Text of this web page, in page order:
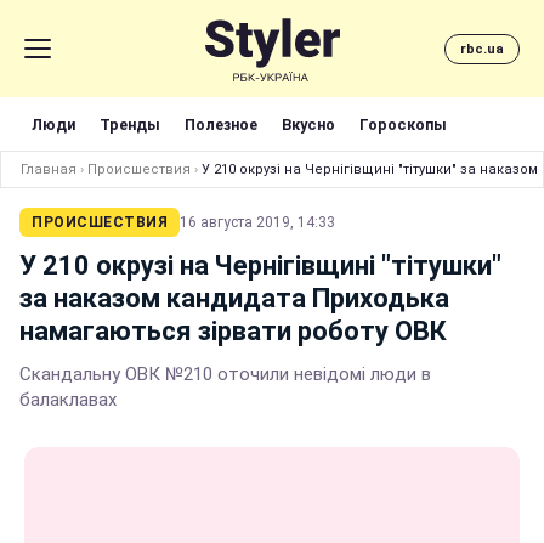
rbc.ua
Люди Тренды Полезное Вкусно Гороскопы
Главная › Происшествия › У 210 окрузі на Чернігівщині "тітушки" за
ПРОИСШЕСТВИЯ 16 августа 2019, 14:33
У 210 окрузі на Чернігівщині "тітушки"
за наказом кандидата Приходька
намагаються зірвати роботу ОВК
Скандальну ОВК №210 оточили невідомі люди в
балаклавах